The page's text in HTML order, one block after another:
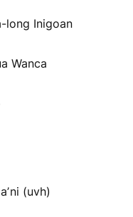
long Inigoan
Wanca
(uvh)